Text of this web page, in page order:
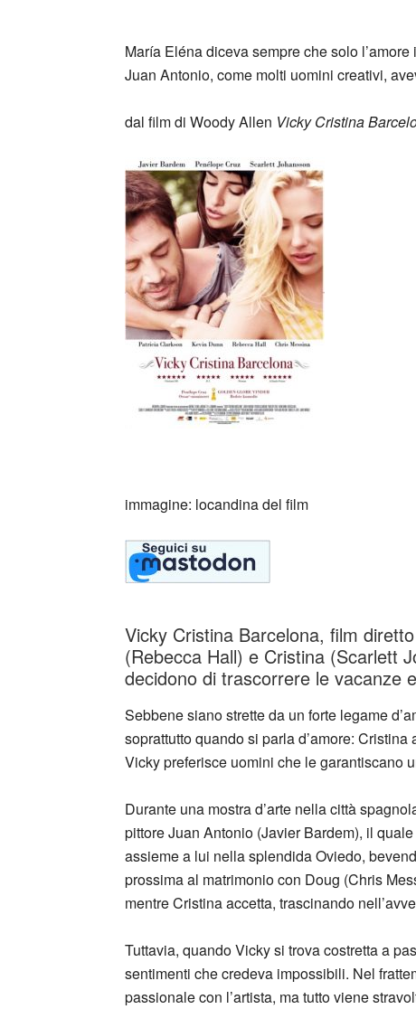
María Eléna diceva sempre che solo
Juan Antonio, come molti uomini creativi,
dal film di Woody Allen Vicky Cristina
immagine: locandina del film
Vicky Cristina Barcelona, film
(Rebecca Hall) e Cristina (Scarlett
decidono di trascorrere le vacanze
Sebbene siano strette da un forte legame
soprattutto quando si parla d’amore:
Vicky preferisce uomini che le garantiscano
Durante una mostra d’arte nella città
pittore Juan Antonio (Javier Bardem), il
assieme a lui nella splendida Oviedo,
prossima al matrimonio con Doug (Chris
mentre Cristina accetta, trascinando
Tuttavia, quando Vicky si trova costretta a
sentimenti che credeva impossibili. Nel
passionale con l’artista, ma tutto viene